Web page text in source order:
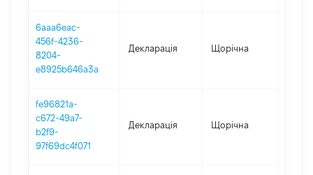
6aaa6eac-
456f-4236-
8204-
e8925b646a3a
Декларація Щорічна
fe96821a-
c672-49a7-
b2f9-
97f69dc4f071
Декларація Щорічна